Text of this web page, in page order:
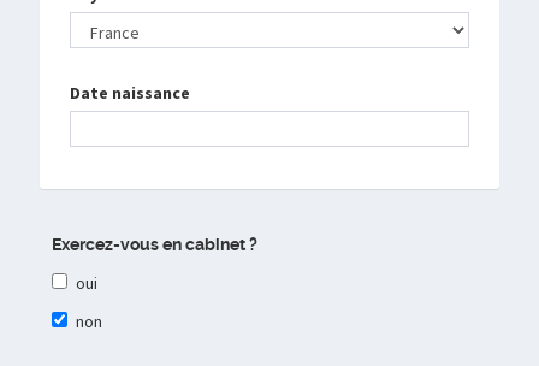
Date naissance
Exercez-vous en cabinet ?
oui
non